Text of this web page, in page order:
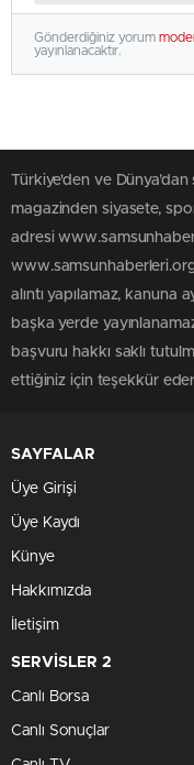
Gönderdiğiniz yorum
yayınlanacaktır.
Türkiye'den ve
magazinden siyasete,
adresi
alıntı yapılamaz, kanuna
başka yerde
başvuru hakkı saklı
ettiğiniz için teşekkür
SAYFALAR
Üye Girişi
Üye Kaydı
Künye
Hakkımızda
İletişim
SERVİSLER 2
Canlı Borsa
Canlı Sonuçlar